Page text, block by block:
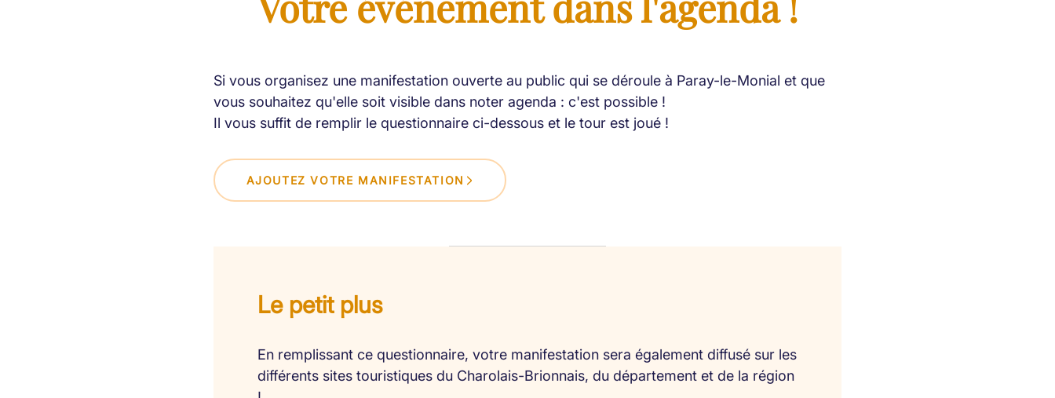
Si vous organisez une manifestation ouverte au public qui se déroule à Paray-le-Monial et que
vous souhaitez qu'elle soit visible dans noter agenda : c'est possible !
Il vous suffit de remplir le questionnaire ci-dessous et le tour est joué !
AJOUTEZ VOTRE MANIFESTATION
Le petit plus
En remplissant ce questionnaire, votre manifestation sera également diffusé sur les
différents sites touristiques du Charolais-Brionnais, du département et de la région